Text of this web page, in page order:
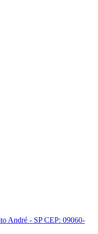
André - SP CEP: 09060-